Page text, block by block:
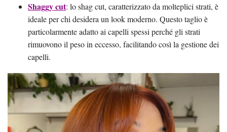
Shaggy cut: lo shag cut, caratterizzato da molteplici strati, è
ideale per chi desidera un look moderno. Questo taglio è
particolarmente adatto ai capelli spessi perché gli strati
rimuovono il peso in eccesso, facilitando così la gestione dei
capelli.